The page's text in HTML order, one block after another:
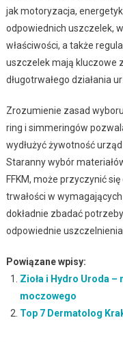
jak motoryzacja,
odpowiednich uszczelek,
właściwości, a także
uszczelek mają kluczowe
długotrwałego działania
Zrozumienie zasad
ring i simmeringów
wydłużyć żywotność
Staranny wybór
FFKM, może przyczynić
trwałości w
dokładnie zbadać
odpowiednie
Powiązane wpisy:
Zioła i Hydro Uroda –
moczowego
Top 7 Dermatolog